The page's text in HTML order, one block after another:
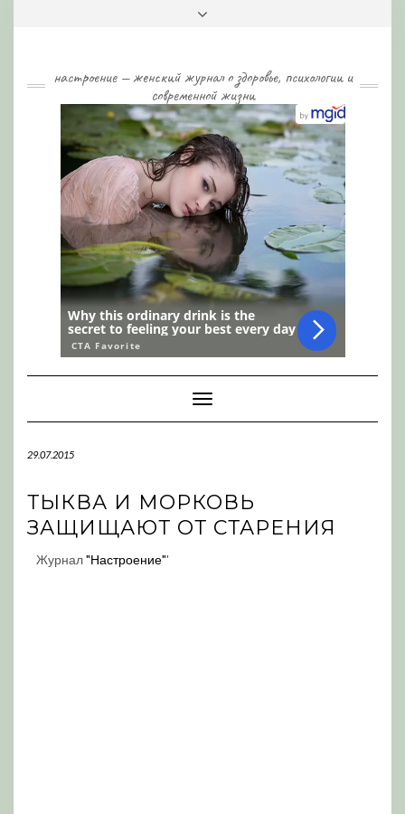
настроение — женский журнал о здоровье, психологии и
современной жизни
Toggle
Navigation
29.07.2015
ТЫКВА И МОРКОВЬ
ЗАЩИЩАЮТ ОТ СТАРЕНИЯ
Журнал"Настроение"'